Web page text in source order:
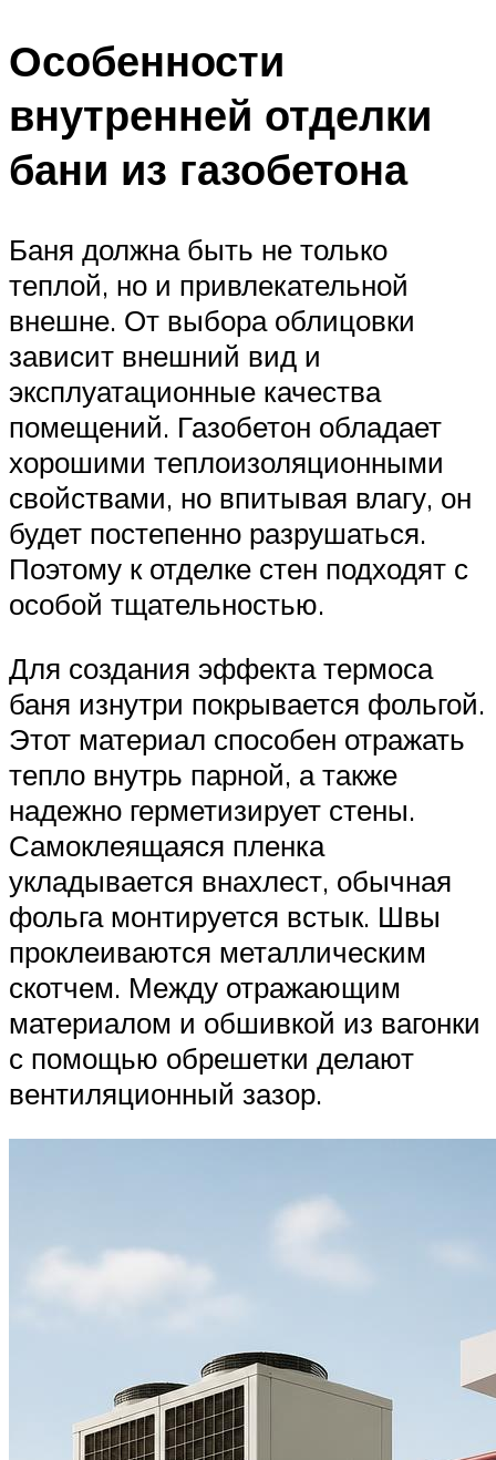
Особенности
внутренней отделки
бани из газобетона
Баня должна быть не только
теплой, но и привлекательной
внешне. От выбора облицовки
зависит внешний вид и
эксплуатационные качества
помещений. Газобетон обладает
хорошими теплоизоляционными
свойствами, но впитывая влагу, он
будет постепенно разрушаться.
Поэтому к отделке стен подходят с
особой тщательностью.
Для создания эффекта термоса
баня изнутри покрывается фольгой.
Этот материал способен отражать
тепло внутрь парной, а также
надежно герметизирует стены.
Самоклеящаяся пленка
укладывается внахлест, обычная
фольга монтируется встык. Швы
проклеиваются металлическим
скотчем. Между отражающим
материалом и обшивкой из вагонки
с помощью обрешетки делают
вентиляционный зазор.